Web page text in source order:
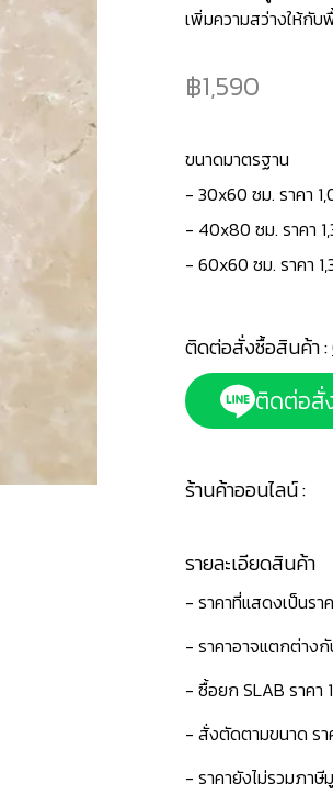
เพิ่มความสว่างให้กั
1,590
ขนาดมาตรฐาน
- 30x60 ซม. ราคา
- 40x80 ซม. ราคา
- 60x60 ซม. ราคา
ติดต่อสั่งซื้อสินค้า :
ติดต่อสั่
ร้านค้าออนไลน์ :
รายละเอียดสินค้า
- ราคาที่แสดงเป็นรา
- ราคาอาจแตกต่าง
- ซื้อยก SLAB ราคา
- สั่งตัดตามขนาด รา
- ราคายังไม่รวมภาษี